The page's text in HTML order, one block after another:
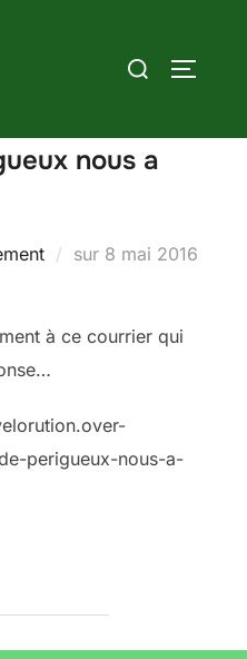
Rechercher :
nous a
sur Publié
8 mai 2016
à ce courrier qui
perigueux-nous-a-